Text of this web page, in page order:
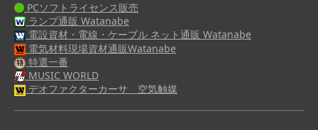
PCソフトライセンス販売
ランプ通販 Watanabe
電設資材・電線・ケーブル ネット通販 Watanabe
電気材料現場資材通販Watanabe
特選一番
MUSIC WORLD
デオファクターカーサ 空気触媒